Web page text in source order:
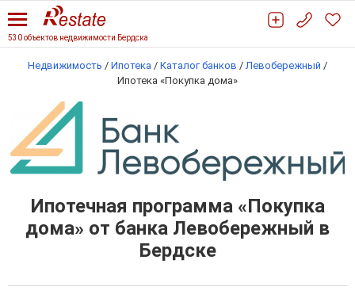
530 объектов недвижимости Бердска
Недвижимость / Ипотека / Каталог банков / Левобережный /
Ипотека «Покупка дома»
Ипотечная программа «Покупка
дома» от банка Левобережный в
Бердске